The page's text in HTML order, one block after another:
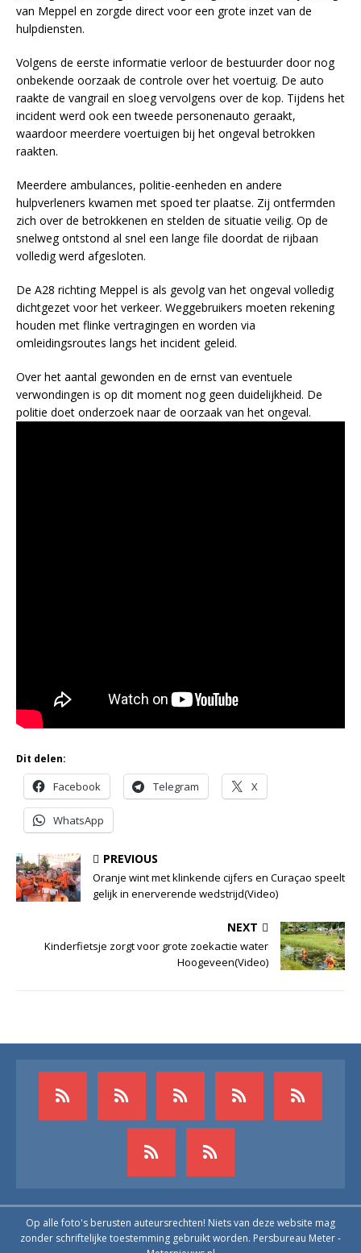
van Meppel en zorgde direct voor een grote inzet van de
hulpdiensten.
Volgens de eerste informatie verloor de bestuurder door nog
onbekende oorzaak de controle over het voertuig. De auto
raakte de vangrail en sloeg vervolgens over de kop. Tijdens het
incident werd ook een tweede personenauto geraakt,
waardoor meerdere voertuigen bij het ongeval betrokken
raakten.
Meerdere ambulances, politie-eenheden en andere
hulpverleners kwamen met spoed ter plaatse. Zij ontfermden
zich over de betrokkenen en stelden de situatie veilig. Op de
snelweg ontstond al snel een lange file doordat de rijbaan
volledig werd afgesloten.
De A28 richting Meppel is als gevolg van het ongeval volledig
dichtgezet voor het verkeer. Weggebruikers moeten rekening
houden met flinke vertragingen en worden via
omleidingsroutes langs het incident geleid.
Over het aantal gewonden en de ernst van eventuele
verwondingen is op dit moment nog geen duidelijkheid. De
politie doet onderzoek naar de oorzaak van het ongeval.
Dit delen:
Facebook Telegram X
WhatsApp
PREVIOUS
Oranje wint met klinkende cijfers en Curaçao speelt
gelijk in enerverende wedstrijd(Video)
NEXT
Kinderfietsje zorgt voor grote zoekactie water
Hoogeveen(Video)
Op alle foto's berusten auteursrechten! Niets van deze website mag
zonder schriftelijke toestemming gebruikt worden. Persbureau Meter -